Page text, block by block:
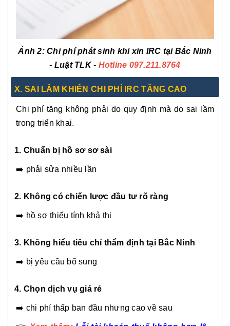
Ảnh 2: Chi phí phát sinh khi xin IRC tại Bắc Ninh
- Luật TLK - Hotline 097.211.8764
X. SAI LẦM KHIẾN CHI PHÍ IRC TĂNG CAO
Chi phí tăng không phải do quy định mà do sai lầm
trong triển khai.
1. Chuẩn bị hồ sơ sơ sài
➡️ phải sửa nhiều lần
2. Không có chiến lược đầu tư rõ ràng
➡️ hồ sơ thiếu tính khả thi
3. Không hiểu tiêu chí thẩm định tại Bắc Ninh
➡️ bị yêu cầu bổ sung
4. Chọn dịch vụ giá rẻ
➡️ chi phí thấp ban đầu nhưng cao về sau